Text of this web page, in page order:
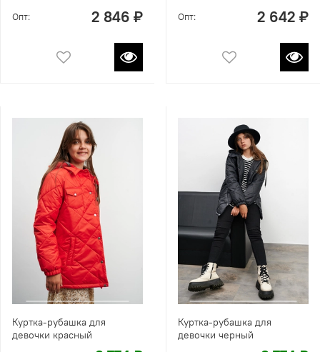
Опт: 2 846 ₽ Опт: 2 642 ₽
Куртка-рубашка для
девочки красный
Куртка-рубашка для
девочки черный